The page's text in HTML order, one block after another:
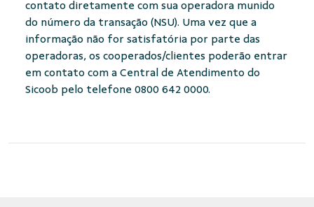
contato diretamente com sua operadora munido
do número da transação (NSU). Uma vez que a
informação não for satisfatória por parte das
operadoras, os cooperados/clientes poderão entrar
em contato com a Central de Atendimento do
Sicoob pelo telefone 0800 642 0000.